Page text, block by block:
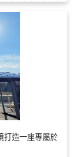
打造一座專屬於